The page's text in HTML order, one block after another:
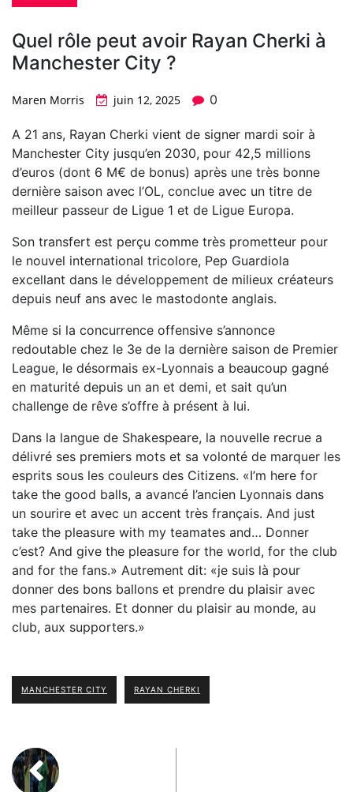
Quel rôle peut avoir Rayan Cherki à
Manchester City ?
Maren Morris juin 12, 2025 0
A 21 ans, Rayan Cherki vient de signer mardi soir à
Manchester City jusqu’en 2030, pour 42,5 millions
d’euros (dont 6 M€ de bonus) après une très bonne
dernière saison avec l’OL, conclue avec un titre de
meilleur passeur de Ligue 1 et de Ligue Europa.
Son transfert est perçu comme très prometteur pour
le nouvel international tricolore, Pep Guardiola
excellant dans le développement de milieux créateurs
depuis neuf ans avec le mastodonte anglais.
Même si la concurrence offensive s’annonce
redoutable chez le 3e de la dernière saison de Premier
League, le désormais ex-Lyonnais a beaucoup gagné
en maturité depuis un an et demi, et sait qu’un
challenge de rêve s’offre à présent à lui.
Dans la langue de Shakespeare, la nouvelle recrue a
délivré ses premiers mots et sa volonté de marquer les
esprits sous les couleurs des Citizens. «I’m here for
take the good balls, a avancé l’ancien Lyonnais dans
un sourire et avec un accent très français. And just
take the pleasure with my teamates and… Donner
c’est? And give the pleasure for the world, for the club
and for the fans.» Autrement dit: «je suis là pour
donner des bons ballons et prendre du plaisir avec
mes partenaires. Et donner du plaisir au monde, au
club, aux supporters.»
MANCHESTER CITY RAYAN CHERKI